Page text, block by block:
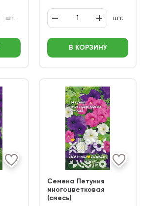
шт. шт.
В КОРЗИНУ
Семена Петуния
многоцветковая
(смесь)